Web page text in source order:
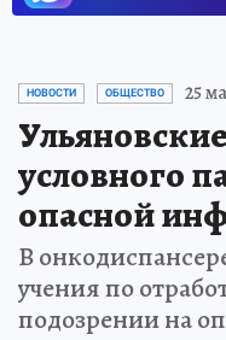
НОВОСТИ ОБЩЕСТВО 25
условного
опасной
В
учения по
подозрении на